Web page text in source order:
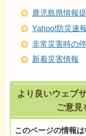
鹿児島県情報
Yahoo!防災速報
非常災害時の
新着災害情報
より良いウェブ
ご意見
このページの情報